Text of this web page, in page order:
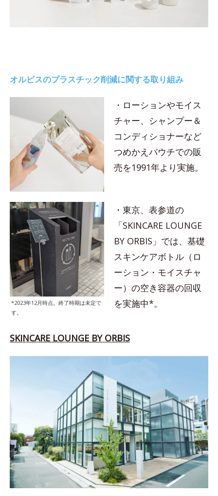
オルビスのプラスチック削減に関する取り組み
・ローションやモイス
チャー、シャンプー＆
コンディショナーなど
つめかえパウチでの販
売を1991年より実施。
*2023年12月時点。終了時期は未定で
す。
・東京、表参道の
「SKINCARE LOUNGE
BY ORBIS」では、基礎
スキンケアボトル（ロ
ーション・モイスチャ
ー）の空き容器の回収
を実施中*。
SKINCARE LOUNGE BY ORBIS